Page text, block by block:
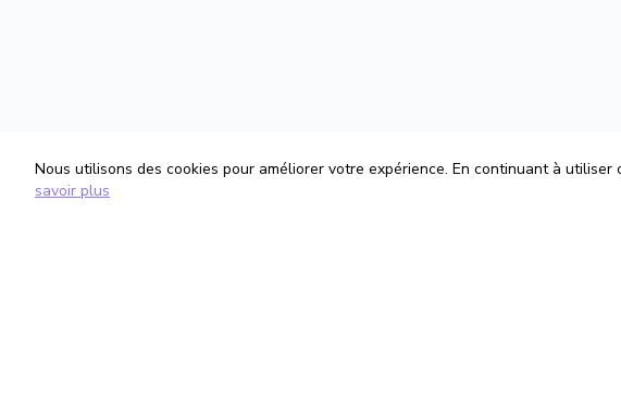
Nous utilisons des cookies pour améliorer votre expérience. En continuant à
savoir plus